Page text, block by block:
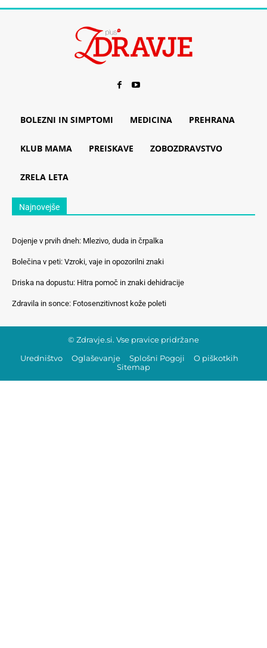
BOLEZNI IN SIMPTOMI MEDICINA PREHRANA
KLUB MAMA PREISKAVE ZOBOZDRAVSTVO
ZRELA LETA
Najnovejše
Dojenje v prvih dneh: Mlezivo, duda in črpalka
Bolečina v peti: Vzroki, vaje in opozorilni znaki
Driska na dopustu: Hitra pomoč in znaki dehidracije
Zdravila in sonce: Fotosenzitivnost kože poleti
© Zdravje.si. Vse pravice pridržane
Uredništvo
Oglaševanje Splošni Pogoji
O piškotkih
Sitemap